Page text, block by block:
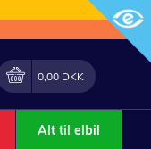
indkøbskurv
0,00 DKK
Alt til elbil